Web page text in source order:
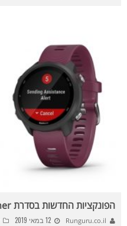
הפונקציות החדשות בסדרת Forerunner של גרמין
Runguru.co.il 12 במאי 2019